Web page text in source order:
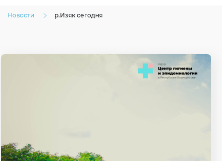
Новости р.Изяк сегодня
Согласие на обработку личных данных